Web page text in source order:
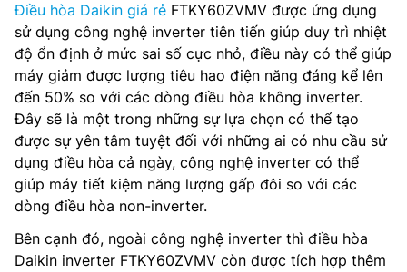
Điều hòa Daikin giá rẻ FTKY60ZVMV được ứng dụng
sử dụng công nghệ inverter tiên tiến giúp duy trì nhiệt
độ ổn định ở mức sai số cực nhỏ, điều này có thể giúp
máy giảm được lượng tiêu hao điện năng đáng kể lên
đến 50% so với các dòng điều hòa không inverter.
Đây sẽ là một trong những sự lựa chọn có thể tạo
được sự yên tâm tuyệt đối với những ai có nhu cầu sử
dụng điều hòa cả ngày, công nghệ inverter có thể
giúp máy tiết kiệm năng lượng gấp đôi so với các
dòng điều hòa non-inverter.
Bên cạnh đó, ngoài công nghệ inverter thì điều hòa
Daikin inverter FTKY60ZVMV còn được tích hợp thêm